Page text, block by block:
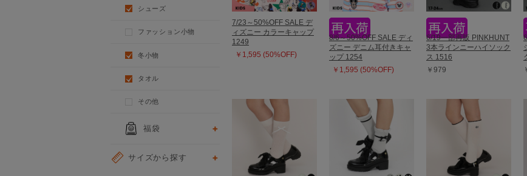
7/23～50%OFF SALE デ
ィズニー カラーキャップ
1249
￥1,595 (50%OFF)
8/6～50%OFF SALE ディ
ズニー デニム耳付きキャ
ップ 1254
￥1,595 (50%OFF)
6/19一部再販 PINKHUNT
3本ラインニーハイソック
ス 1516
￥979
シューズ
ファッション小物
冬小物
タオル
その他
福袋
サイズから探す